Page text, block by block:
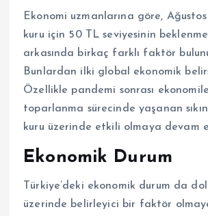
Ekonomi uzmanlarına göre,
kuru için 50 TL seviyesinin
arkasında birkaç farklı faktör
Bunlardan ilki global ekonomik
Özellikle pandemi sonrası
toparlanma sürecinde yaşanan
kuru üzerinde etkili olmaya devam
Ekonomik Durum
Türkiye’deki ekonomik durum da
üzerinde belirleyici bir faktör